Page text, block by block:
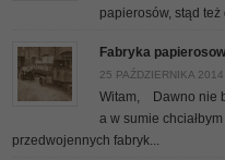
papierosów, stąd też
Fabryka
25 PAŹDZIERNIKA 2014
Witam, Dawno nie
a w sumie
przedwojennych fabryk...